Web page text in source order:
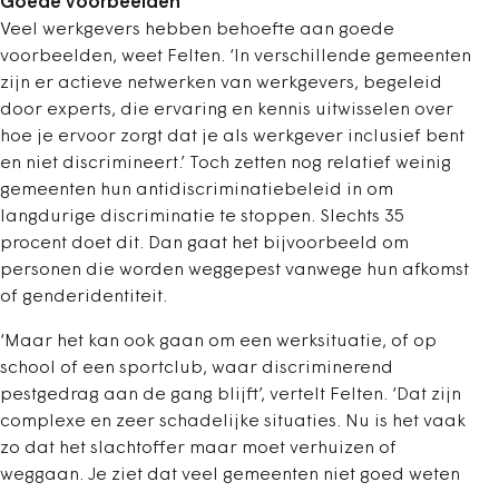
Veel werkgevers hebben behoefte aan goede
voorbeelden, weet Felten. ‘In verschillende gemeenten
zijn er actieve netwerken van werkgevers, begeleid
door experts, die ervaring en kennis uitwisselen over
hoe je ervoor zorgt dat je als werkgever inclusief bent
en niet discrimineert.’ Toch zetten nog relatief weinig
gemeenten hun antidiscriminatiebeleid in om
langdurige discriminatie te stoppen. Slechts 35
procent doet dit. Dan gaat het bijvoorbeeld om
personen die worden weggepest vanwege hun afkomst
of genderidentiteit.
‘Maar het kan ook gaan om een werksituatie, of op
school of een sportclub, waar discriminerend
pestgedrag aan de gang blijft’, vertelt Felten. ‘Dat zijn
complexe en zeer schadelijke situaties. Nu is het vaak
zo dat het slachtoffer maar moet verhuizen of
weggaan. Je ziet dat veel gemeenten niet goed weten